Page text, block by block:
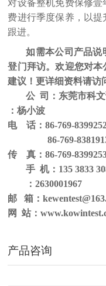
对设备整机免费保修
费进行季度保养，以
跟进。
如需本公司产品说
登门拜访。欢迎您对
建议！更详细资料请访
公 司：东莞市科
：杨小波
电 话：86-769-
86-769-
传 真：86-769-
手 机： 135 3833
：2630001967
邮 箱：kewentest@163
网
站：
产品咨询